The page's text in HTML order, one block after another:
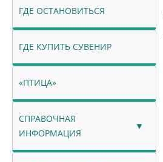
ГДЕ ОСТАНОВИТЬСЯ
ГДЕ КУПИТЬ СУВЕНИР
«ПТИЦА»
СПРАВОЧНАЯ
ИНФОРМАЦИЯ